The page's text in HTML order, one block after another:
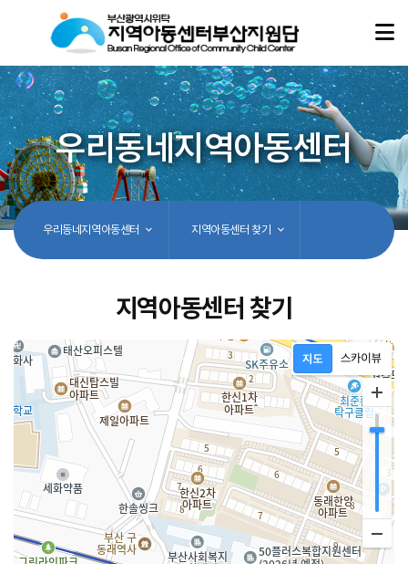
우리동네지역아동센터
우리동네지역아동센터 지역아동센터 찾기
지역아동센터 찾기